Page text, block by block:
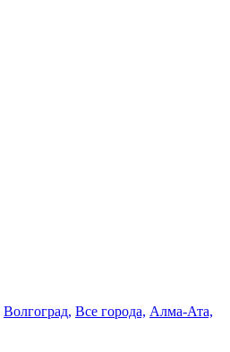
Волгоград, Все города, Алма-Ата,